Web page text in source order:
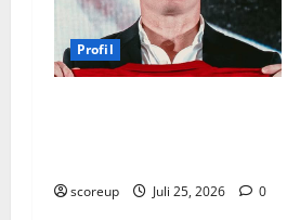
Profil
scoreup Juli 25, 2026 0